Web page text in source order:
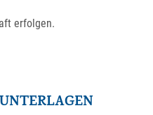
erfolgen.